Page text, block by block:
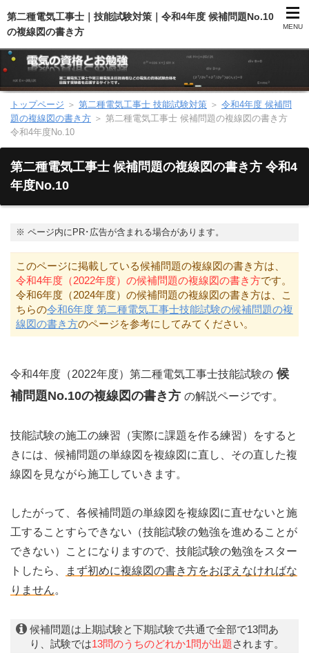
第二種電気工事士｜技能試験対策｜令和4年度 候補問題No.10
の複線図の書き方
MENU
第二種電気工事士（総合）
第二種電気工事士（技能試験）
電気のお勉強
電気数学のお勉強
トップページ ＞ 第二種電気工事士 技能試験対策 ＞ 令和4年度 候補問
題の複線図の書き方 ＞ 第二種電気工事士 候補問題の複線図の書き方
令和4年度No.10
第二種電気工事士 候補問題の複線図の書き方 令和4
年度No.10
※ ページ内にPR･広告が含まれる場合があります。
このページに掲載している候補問題の複線図の書き方は、
令和4年度（2022年度）の候補問題の複線図の書き方です。
令和6年度（2024年度）の候補問題の複線図の書き方は、こ
ちらの令和6年度 第二種電気工事士技能試験の候補問題の複
線図の書き方のページを参考にしてみてください。
令和4年度（2022年度）第二種電気工事士技能試験の 候
補問題No.10の複線図の書き方 の解説ページです。
技能試験の施工の練習（実際に課題を作る練習）をすると
きには、候補問題の単線図を複線図に直し、その直した複
線図を見ながら施工していきます。
したがって、各候補問題の単線図を複線図に直せないと施
工することすらできない（技能試験の勉強を進めることが
できない）ことになりますので、技能試験の勉強をスター
トしたら、
まず初めに複線図の書き方をおぼえなければな
りません。
候補問題は上期試験と下期試験で共通で全部で13問あ
り、試験では13問のうちのどれか1問が出題 されます。